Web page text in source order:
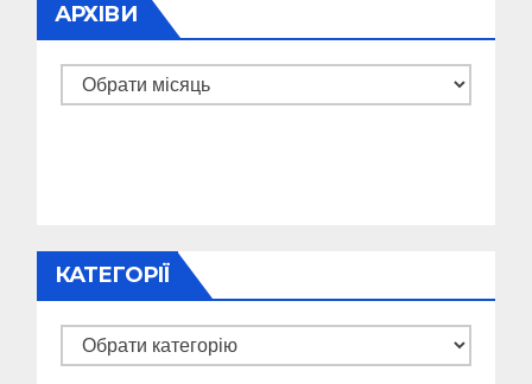
АРХІВИ
Архіви
КАТЕГОРІЇ
Категорії